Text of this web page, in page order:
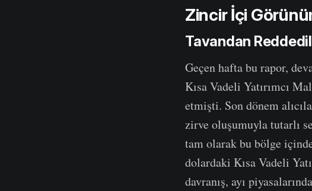
Zincir İçi
Tavandan
Geçen hafta bu rapor,
Kısa Vadeli Yatırımcı
etmişti. Son dönem
zirve oluşumuyla tutarlı
tam olarak bu bölge
dolardaki Kısa Vadeli
davranış, ayı